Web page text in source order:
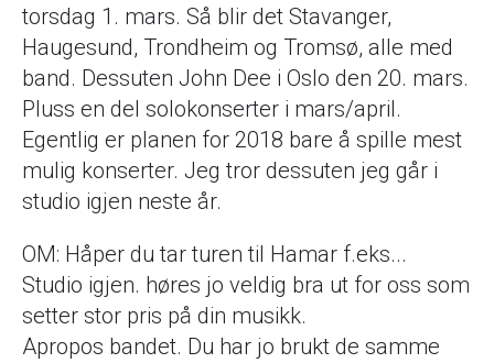
torsdag 1. mars. Så blir det Stavanger,
Haugesund, Trondheim og Tromsø, alle med
band. Dessuten John Dee i Oslo den 20. mars.
Pluss en del solokonserter i mars/april.
Egentlig er planen for 2018 bare å spille mest
mulig konserter. Jeg tror dessuten jeg går i
studio igjen neste år.
OM: Håper du tar turen til Hamar f.eks...
Studio igjen. høres jo veldig bra ut for oss som
setter stor pris på din musikk.
Apropos bandet. Du har jo brukt de samme